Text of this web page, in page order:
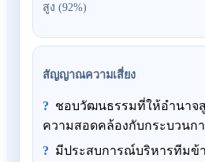
สูง (92%)
สัญญาณความเสี่ยง
ชอบวัฒนธรรมที่ให้อำนาจ
ความสอดคล้องกับกระบวนก
มีประสบการณ์บริหารทีมข้า